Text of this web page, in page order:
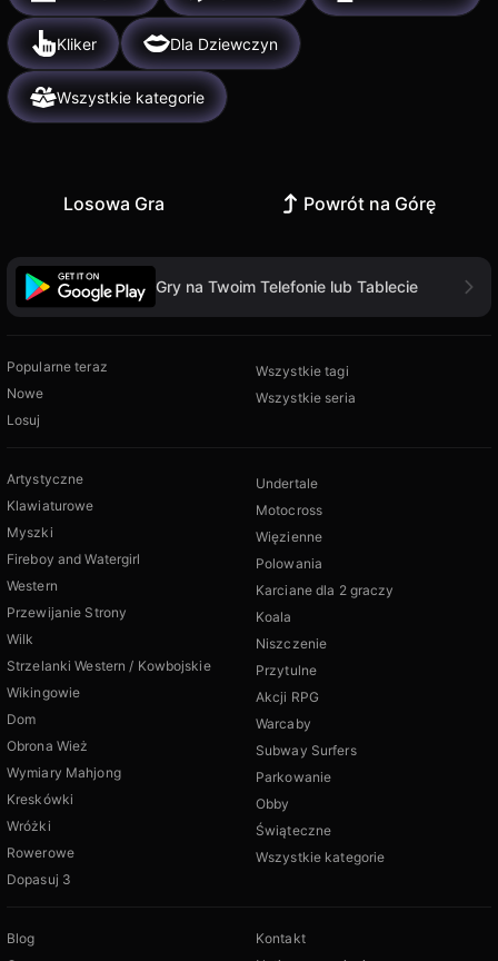
Kliker Dla Dziewczyn
Wszystkie kategorie
Losowa Gra Powrót na Górę
Gry na Twoim Telefonie lub Tablecie
Popularne teraz
Nowe
Losuj
Wszystkie tagi
Wszystkie seria
Artystyczne
Klawiaturowe
Myszki
Fireboy and Watergirl
Western
Przewijanie Strony
Wilk
Strzelanki Western / Kowbojskie
Wikingowie
Dom
Obrona Wież
Wymiary Mahjong
Kreskówki
Wróżki
Rowerowe
Dopasuj 3
Undertale
Motocross
Więzienne
Polowania
Karciane dla 2 graczy
Koala
Niszczenie
Przytulne
Akcji RPG
Warcaby
Subway Surfers
Parkowanie
Obby
Świąteczne
Wszystkie kategorie
Blog
Kontakt